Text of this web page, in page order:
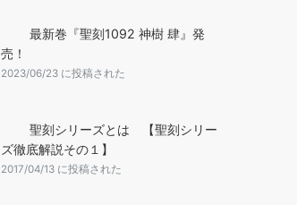
最新巻『聖刻1092 神樹 肆』発
売！
2023/06/23 に投稿された
聖刻シリーズとは 【聖刻シリー
ズ徹底解説その１】
2017/04/13 に投稿された